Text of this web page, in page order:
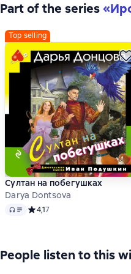
Part of the series«
Top selling
Султан на побегушках
Darya Dontsova
Audio Средний рейтинг 4,1 на
4,17
People listen to this